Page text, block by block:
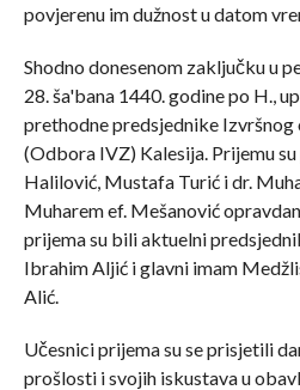
povjerenu im dužnost u datom
Shodno donesenom zaključku u
28. ša'bana 1440. godine po H.,
prethodne predsjednike
(Odbora IVZ) Kalesija. Prijemu
Halilović, Mustafa Turić i dr.
Muharem ef. Mešanović
prijema su bili aktuelni
Ibrahim Aljić i glavni imam
Alić.
Učesnici prijema su se prisjetili
prošlosti i svojih iskustava u